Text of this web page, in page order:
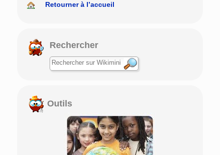
Retourner à l’accueil
Rechercher
Outils